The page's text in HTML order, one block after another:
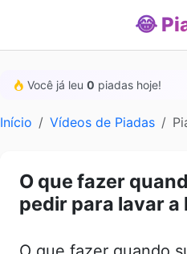
😂
Você já leu 0 piadas hoje!
Início Vídeos de Piadas
O que fazer
pedir para lavar a